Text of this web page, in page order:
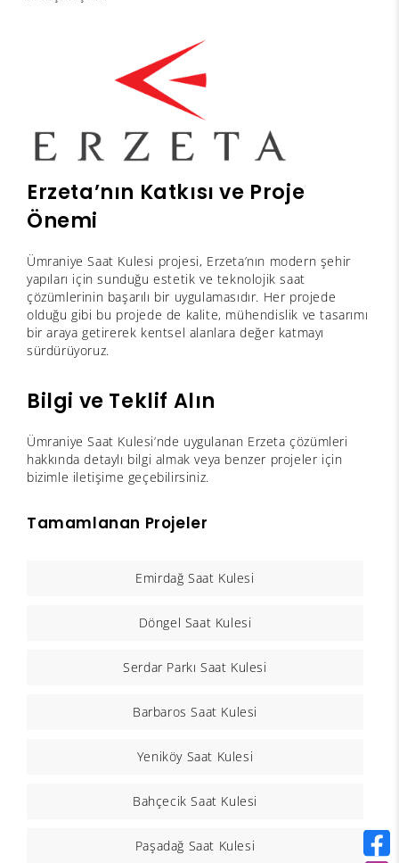
Erzeta’nın Katkısı ve Proje
Önemi
Ümraniye Saat Kulesi projesi, Erzeta’nın modern şehir
yapıları için sunduğu estetik ve teknolojik saat
çözümlerinin başarılı bir uygulamasıdır. Her projede
olduğu gibi bu projede de kalite, mühendislik ve tasarımı
bir araya getirerek kentsel alanlara değer katmayı
sürdürüyoruz.
Bilgi ve Teklif Alın
Ümraniye Saat Kulesi’nde uygulanan Erzeta çözümleri
hakkında detaylı bilgi almak veya benzer projeler için
bizimle iletişime geçebilirsiniz.
Tamamlanan Projeler
Emirdağ Saat Kulesi
Döngel Saat Kulesi
Serdar Parkı Saat Kulesi
Barbaros Saat Kulesi
Yeniköy Saat Kulesi
Bahçecik Saat Kulesi
Paşadağ Saat Kulesi